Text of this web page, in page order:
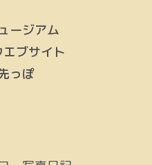
ージアム
ブサイト
っぽ